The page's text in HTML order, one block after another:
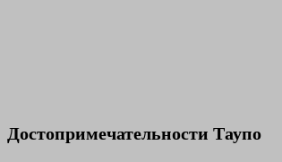
Достопримечательности Таупо